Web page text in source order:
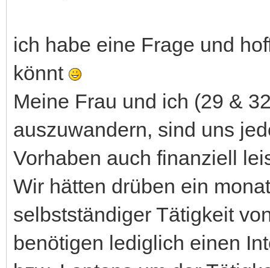
ich habe eine Frage und
könnt
Meine Frau und ich (29 &
auszuwandern, sind uns
Vorhaben auch finanziell
Wir hätten drüben ein
selbstständiger Tätigkeit
benötigen lediglich einen